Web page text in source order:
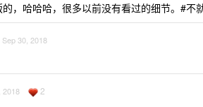
，哈哈哈，很多以前没有看过的细节。#不
Sep 30, 2018
2018 2